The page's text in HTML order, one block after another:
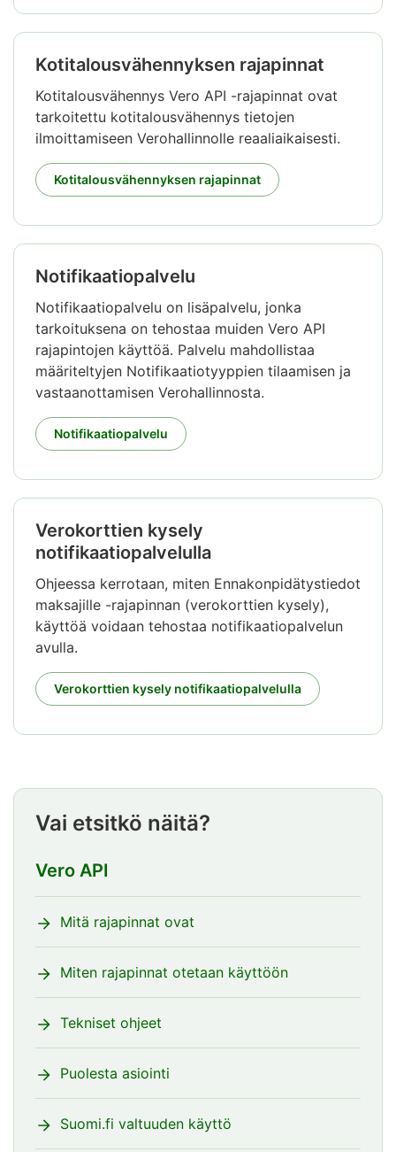
Kotitalousvähennyksen rajapinnat
Kotitalousvähennys Vero API -rajapinnat ovat
tarkoitettu kotitalousvähennys tietojen
ilmoittamiseen Verohallinnolle reaaliaikaisesti.
Kotitalousvähennyksen rajapinnat
Notifikaatiopalvelu
Notifikaatiopalvelu on lisäpalvelu, jonka
tarkoituksena on tehostaa muiden Vero API
rajapintojen käyttöä. Palvelu mahdollistaa
määriteltyjen Notifikaatiotyyppien tilaamisen ja
vastaanottamisen Verohallinnosta.
Notifikaatiopalvelu
Verokorttien kysely
notifikaatiopalvelulla
Ohjeessa kerrotaan, miten Ennakonpidätystiedot
maksajille -rajapinnan (verokorttien kysely),
käyttöä voidaan tehostaa notifikaatiopalvelun
avulla.
Verokorttien kysely notifikaatiopalvelulla
Vai etsitkö näitä?
Vero API
Mitä rajapinnat ovat
Miten rajapinnat otetaan käyttöön
Tekniset ohjeet
Puolesta asiointi
Suomi.fi valtuuden käyttö